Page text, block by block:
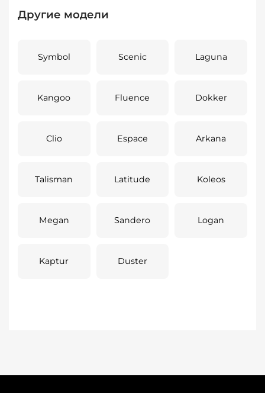
Другие модели
Symbol Scenic Laguna
Kangoo Fluence Dokker
Clio Espace Arkana
Talisman Latitude Koleos
Megan Sandero Logan
Kaptur Duster